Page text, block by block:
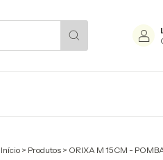
Início > Produtos > ORIXA M 15CM -